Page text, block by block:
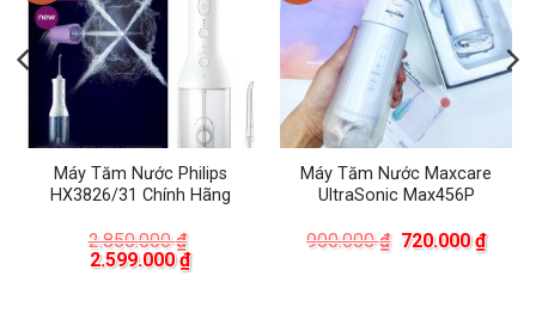
Máy Tăm Nước Philips
HX3826/31 Chính Hãng
2.850.000₫
Giá
2.599.000₫Giá
hiện
Máy Tăm Nước Maxcare
UltraSonic Max456P
900.000₫ Giá
720.000₫Giá
hiện